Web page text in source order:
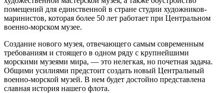
помещений для единственной в стране студии художников-
маринистов, которая более 50 лет работает при Центральном
военно-морском музее.
Создание нового музея, отвечающего самым современным
требованиям и стоящего в одном ряду с крупнейшими
морскими музеями мира, — это нелегкая, но почетная задача.
Общими усилиями предстоит создать новый Центральный
военно-морской музей. В нем будет достойно представлена
славная история нашего флота.